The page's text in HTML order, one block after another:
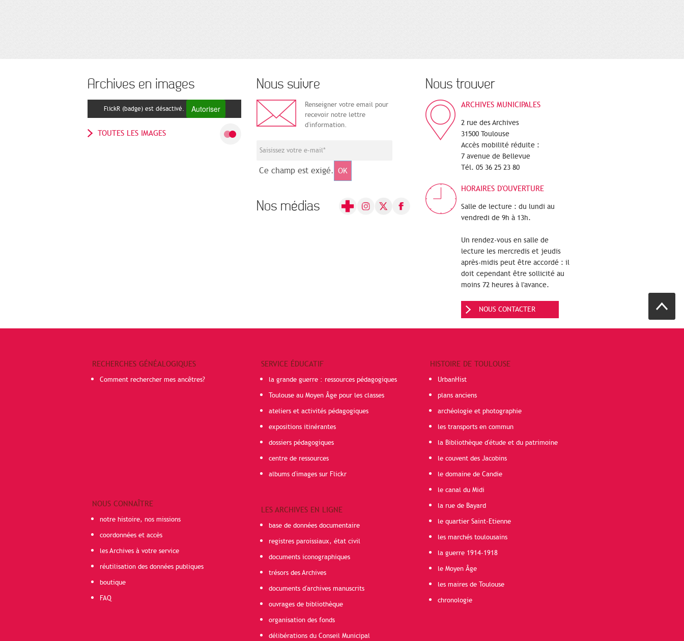
Archives en images
FlickR (badge) est désactivé. Autoriser
TOUTES LES IMAGES
Nous suivre
Renseigner votre email pour
recevoir notre lettre
d'information.
Ce champ est exigé. OK
Nos médias
Nous trouver
ARCHIVES MUNICIPALES
2 rue des Archives
31500 Toulouse
Accès mobilité réduite :
7 avenue de Bellevue
Tél. 05 36 25 23 80
HORAIRES D'OUVERTURE
Salle de lecture : du lundi au
vendredi de 9h à 13h.
Un rendez-vous en salle de
lecture les mercredis et jeudis
après-midis peut être accordé : il
doit cependant être sollicité au
moins 72 heures à l'avance.
NOUS CONTACTER
RECHERCHES GÉNÉALOGIQUES
Comment rechercher mes ancêtres?
NOUS CONNAÎTRE
notre histoire, nos missions
coordonnées et accès
les Archives à votre service
réutilisation des données publiques
boutique
FAQ
SERVICE ÉDUCATIF
la grande guerre : ressources pédagogiques
Toulouse au Moyen Âge pour les classes
ateliers et activités pédagogiques
expositions itinérantes
dossiers pédagogiques
centre de ressources
albums d'images sur Flickr
LES ARCHIVES EN LIGNE
base de données documentaire
registres paroissiaux, état civil
documents iconographiques
trésors des Archives
documents d'archives manuscrits
ouvrages de bibliothèque
organisation des fonds
délibérations du Conseil Municipal
HISTOIRE DE TOULOUSE
UrbanHist
plans anciens
archéologie et photographie
les transports en commun
la Bibliothèque d'étude et du patrimoine
le couvent des Jacobins
le domaine de Candie
le canal du Midi
la rue de Bayard
le quartier Saint-Etienne
les marchés toulousains
la guerre 1914-1918
le Moyen Âge
les maires de Toulouse
chronologie